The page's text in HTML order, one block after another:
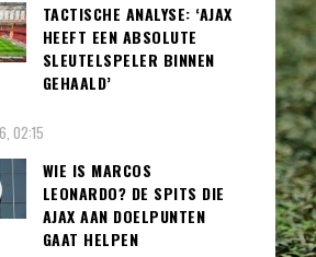
TACTISCHE ANALYSE: ‘AJAX
HEEFT EEN ABSOLUTE
SLEUTELSPELER BINNEN
GEHAALD’
02:15
WIE IS MARCOS
LEONARDO? DE SPITS DIE
AJAX AAN DOELPUNTEN
GAAT HELPEN